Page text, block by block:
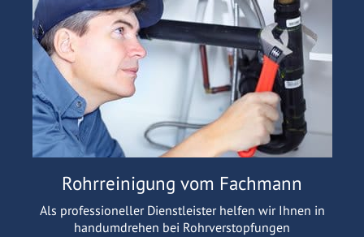
Rohrreinigung vom Fachmann
Als professioneller Dienstleister helfen wir Ihnen in
handumdrehen bei Rohrverstopfungen